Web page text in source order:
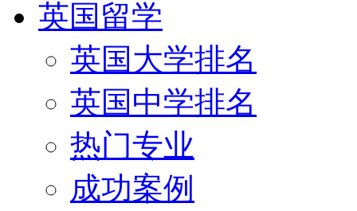
英国留学
英国大学排名
英国中学排名
热门专业
成功案例